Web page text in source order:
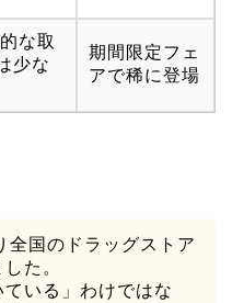
な取
少な
期間限定フェ
アで稀に登場
全国のドラッグストア
た。
いる」わけではな